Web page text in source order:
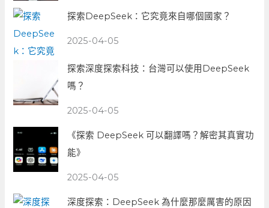
探索DeepSeek：它究竟來自哪個國家？
2025-04-05
探索深度探索科技：台灣可以使用DeepSeek
嗎？
2025-04-05
《探索 DeepSeek 可以翻譯嗎？解密其真實功
能》
2025-04-05
深度探索：DeepSeek 為什麼那麼厲害的原因